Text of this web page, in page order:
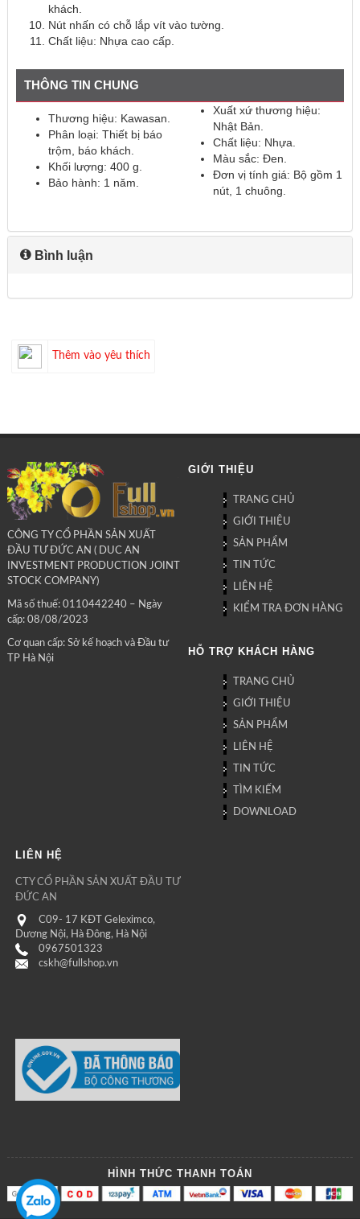
khách.
Nút nhấn có chỗ lắp vít vào tường.
Chất liệu: Nhựa cao cấp.
THÔNG TIN CHUNG
Thương hiệu: Kawasan.
Phân loại: Thiết bị báo
trộm, báo khách.
Khối lượng: 400 g.
Bảo hành: 1 năm.
Xuất xứ thương hiệu:
Nhật Bản.
Chất liệu: Nhựa.
Màu sắc: Đen.
Đơn vị tính giá: Bộ gồm 1
nút, 1 chuông.
Bình luận
Thêm vào yêu thích
CÔNG TY CỔ PHẦN SẢN XUẤT
ĐẦU TƯ ĐỨC AN ( DUC AN
INVESTMENT PRODUCTION JOINT
STOCK COMPANY)
Mã số thuế: 0110442240 – Ngày
cấp: 08/08/2023
Cơ quan cấp: Sở kế hoạch và Đầu tư
TP Hà Nội
GIỚI THIỆU
TRANG CHỦ
GIỚI THIỆU
SẢN PHẨM
TIN TỨC
LIÊN HỆ
KIỂM TRA ĐƠN HÀNG
HỖ TRỢ KHÁCH HÀNG
TRANG CHỦ
GIỚI THIỆU
SẢN PHẨM
LIÊN HỆ
TIN TỨC
TÌM KIẾM
DOWNLOAD
LIÊN HỆ
CTY CỔ PHẦN SẢN XUẤT ĐẦU TƯ
ĐỨC AN
C09- 17 KĐT Geleximco,
Dương Nội, Hà Đông, Hà Nội
0967501323
cskh@fullshop.vn
HÌNH THỨC THANH TOÁN